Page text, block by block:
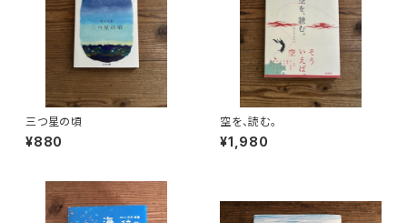
三つ星の頃
¥880
空を、読む。
¥1,980